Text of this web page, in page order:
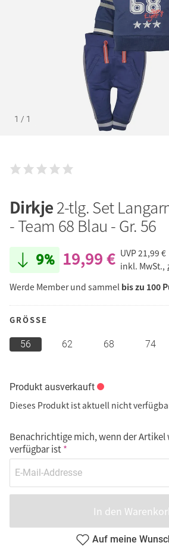
1 / 1
Dirkje2-tlg. Set
- Team 68 Blau - Gr. 56
9% 19,99 € UVP21,99 €
inkl. MwSt.,
Werde Member und sammel bis zu 100
GRÖSSE
56 62 68 74
Produkt ausverkauft
Dieses Produkt ist aktuell nicht
Benachrichtige mich, wenn der Artikel
verfügbar ist
In den
Auf meine